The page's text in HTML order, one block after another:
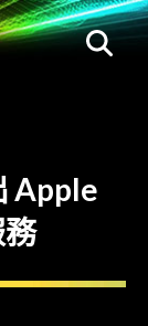
Apple